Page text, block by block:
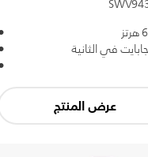
عرض المنتج